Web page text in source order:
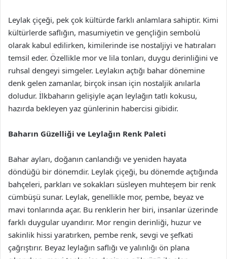
Leylak çiçeği, pek çok kültürde farklı anlamlara sahiptir. Kimi
kültürlerde saflığın, masumiyetin ve gençliğin sembolü
olarak kabul edilirken, kimilerinde ise nostaljiyi ve hatıraları
temsil eder. Özellikle mor ve lila tonları, duygu derinliğini ve
ruhsal dengeyi simgeler. Leylakın açtığı bahar dönemine
denk gelen zamanlar, birçok insan için nostaljik anılarla
doludur. İlkbaharın gelişiyle açan leylağın tatlı kokusu,
hazırda bekleyen yaz günlerinin habercisi gibidir.
Baharın Güzelliği ve Leylağın Renk Paleti
Bahar ayları, doğanın canlandığı ve yeniden hayata
döndüğü bir dönemdir. Leylak çiçeği, bu dönemde açtığında
bahçeleri, parkları ve sokakları süsleyen muhteşem bir renk
cümbüşü sunar. Leylak, genellikle mor, pembe, beyaz ve
mavi tonlarında açar. Bu renklerin her biri, insanlar üzerinde
farklı duygular uyandırır. Mor rengin derinliği, huzur ve
sakinlik hissi yaratırken, pembe renk, sevgi ve şefkati
çağrıştırır. Beyaz leylağın saflığı ve yalınlığı ön plana